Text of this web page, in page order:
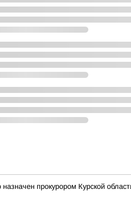
прокурором Курской